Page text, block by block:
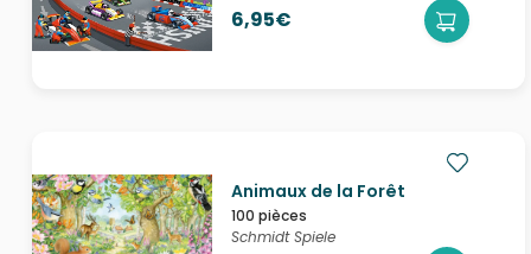
6,95€
Animaux de la Forêt
100 pièces
Schmidt Spiele